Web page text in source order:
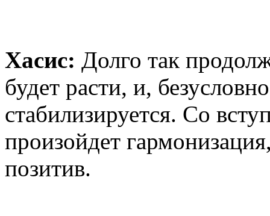
Хасис: Долго так
будет расти, и,
стабилизируется. Со
произойдет
позитив.